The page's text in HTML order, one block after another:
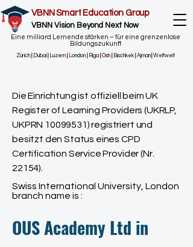
VBNN Smart Education Group
VBNN Vision Beyond Next Now
Eine milliard Lernende stärken – für eine grenzenlose
Bildungszukunft
Zürich Dubai Luzern London Riga Osh Bischkek Ajman |Weltweit
Die Einrichtung ist offiziell beim UK
Register of Learning Providers (UKRLP,
UKPRN 10099531)registriert und
besitzt den Status eines CPD
Certification Service Provider (Nr.
22154).
Swiss International University, London
branch name is :
OUS Academy Ltd in